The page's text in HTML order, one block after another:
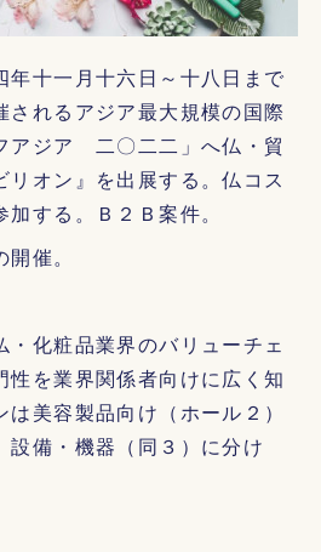
十一月十六日～十八日まで
されるアジア最大規模の国際
アジア 二〇二二」へ仏・貿
オン』を出展する。仏コス
する。Ｂ２Ｂ案件。
催。
・化粧品業界のバリューチェ
性を業界関係者向けに広く知
美容製品向け（ホール２）
設備・機器（同３）に分け